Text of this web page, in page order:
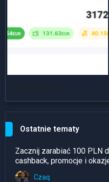
Ostatnie tematy
Zacznij zarabiać 100 PLN
cashback, promocje i
Czaq